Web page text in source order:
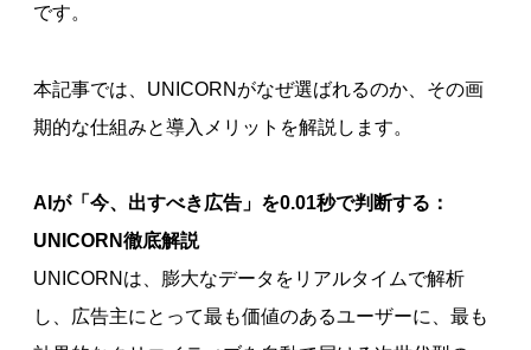
です。
本記事では、UNICORNがなぜ選ばれるのか、その画
期的な仕組みと導入メリットを解説します。
AIが「今、出すべき広告」を0.01秒で判断する：
UNICORN徹底解説
UNICORNは、膨大なデータをリアルタイムで解析
し、広告主にとって最も価値のあるユーザーに、最も